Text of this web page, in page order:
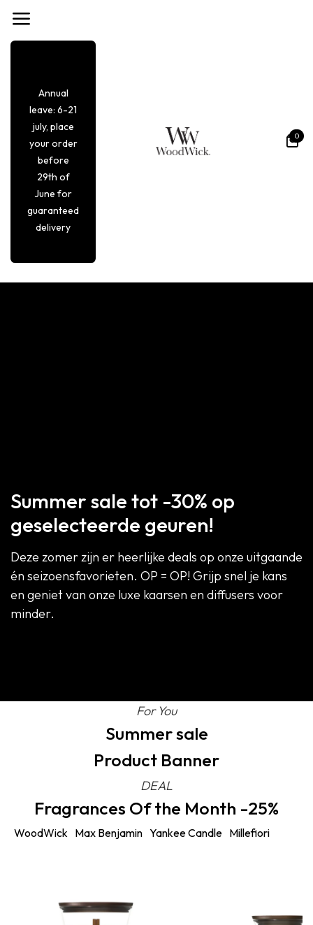
Annual
leave: 6-21
july, place
your order
before
29th of
June for
guaranteed
delivery
0
Summer sale tot -30% op
geselecteerde geuren!
Deze zomer zijn er heerlijke deals op onze uitgaande
én seizoensfavorieten. OP = OP! Grijp snel je kans
en geniet van onze luxe kaarsen en diffusers voor
minder.
For You
Summer sale
Product Banner
DEAL
Fragrances Of the Month -25%
WoodWick Max Benjamin Yankee Candle Millefiori